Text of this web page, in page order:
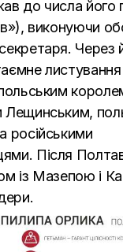
до числа його
виконуючи
Через
листування
Лещинським,
російськими
Після
із Мазепою і